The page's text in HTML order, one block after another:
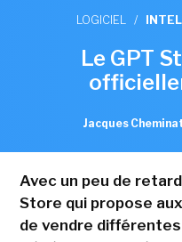
LOGICIEL /
Le GPT
Jacques
Avec un peu de
Store qui propose
de vendre